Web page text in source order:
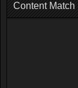
Content Match